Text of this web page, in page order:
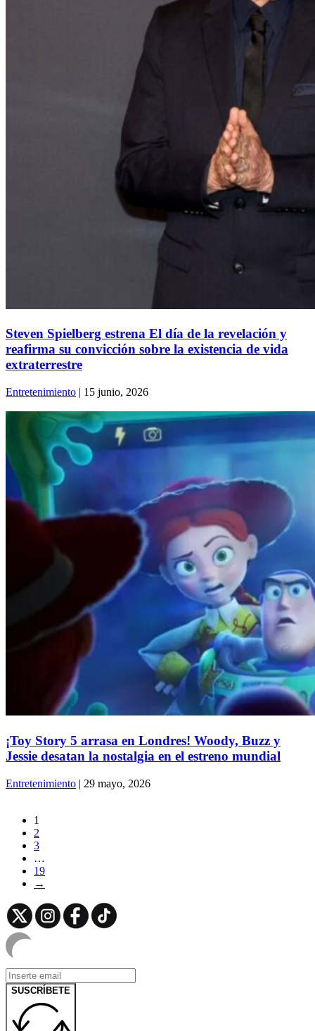
Steven Spielberg estrena El día de la revelación y
reafirma su convicción sobre la existencia de vida
extraterrestre
Entretenimiento | 15 junio, 2026
¡Toy Story 5 arrasa en Londres! Woody, Buzz y
Jessie desatan la nostalgia en el estreno mundial
Entretenimiento | 29 mayo, 2026
1
2
3
…
19
→
SUSCRÍBETE